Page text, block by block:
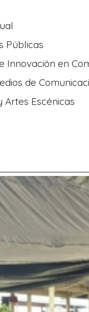
Públicas
Innovación en
de
Artes Escénicas